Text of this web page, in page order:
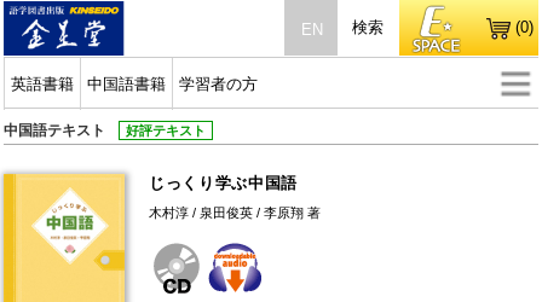
EN
英語書籍 中国語書籍 学習者の方
検索 (0)
中国語テキスト 好評テキスト
じっくり学ぶ中国語
木村淳 / 泉田俊英 / 李原翔 著